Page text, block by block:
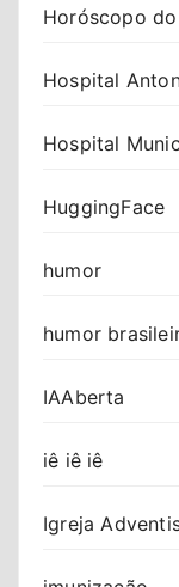
Horóscopo
Hospital
Hospital
HuggingFace
humor
humor
IAAberta
iê iê iê
Igreja